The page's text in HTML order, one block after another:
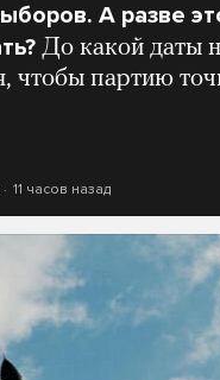
А разве
До какой даты
чтобы партию
11 часов назад